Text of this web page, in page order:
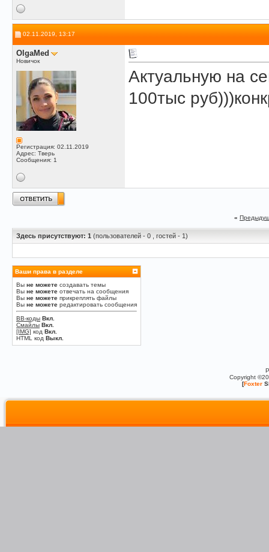
02.11.2019, 13:17
OlgaMed
Новичок
Регистрация: 02.11.2019
Адрес: Тверь
Сообщения: 1
Актуальную на
100тыс
«
Здесь присутствуют: 1 (пользователей - 0 , гостей - 1)
Ваши права в разделе
Вы не можете создавать темы
Вы не можете отвечать на сообщения
Вы не можете прикреплять файлы
Вы не можете редактировать сообщения
BB-коды Вкл.
Смайлы Вкл.
[IMG] код Вкл.
HTML код Выкл.
Copyright
[Foxter